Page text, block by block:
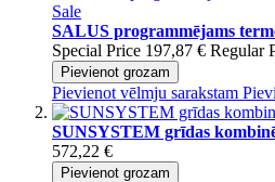
Sale
SALUS programmējams
Special Price 197,87 € Regular
Pievienot grozam
Pievienot vēlmju sarakstam
SUNSYSTEM grīdas
572,22 €
Pievienot grozam